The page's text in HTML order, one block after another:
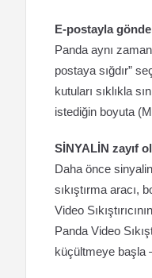
E-postayla
Panda aynı
postaya sığdır”
kutuları sıklıkla
istediğin boyuta
SİNYALİN zayıf
Daha önce
sıkıştırma aracı,
Video
Panda Video
küçültmeye başla